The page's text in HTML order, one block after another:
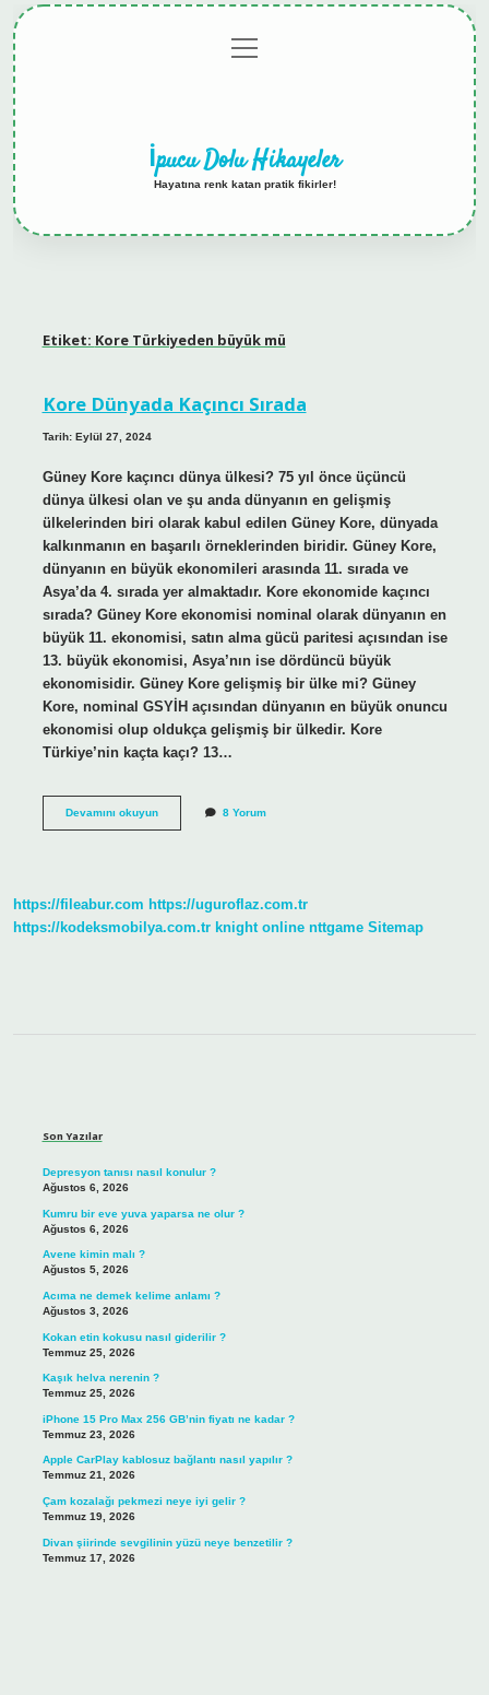
menüyü
aç
İpucu Dolu Hikayeler
Hayatına renk katan pratik fikirler!
Etiket: Kore Türkiyeden büyük mü
Kore Dünyada Kaçıncı Sırada
Tarih: Eylül 27, 2024
Güney Kore kaçıncı dünya ülkesi? 75 yıl önce üçüncü
dünya ülkesi olan ve şu anda dünyanın en gelişmiş
ülkelerinden biri olarak kabul edilen Güney Kore, dünyada
kalkınmanın en başarılı örneklerinden biridir. Güney Kore,
dünyanın en büyük ekonomileri arasında 11. sırada ve
Asya’da 4. sırada yer almaktadır. Kore ekonomide kaçıncı
sırada? Güney Kore ekonomisi nominal olarak dünyanın en
büyük 11. ekonomisi, satın alma gücü paritesi açısından ise
13. büyük ekonomisi, Asya’nın ise dördüncü büyük
ekonomisidir. Güney Kore gelişmiş bir ülke mi? Güney
Kore, nominal GSYİH açısından dünyanın en büyük onuncu
ekonomisi olup oldukça gelişmiş bir ülkedir. Kore
Türkiye’nin kaçta kaçı? 13…
Devamını okuyunKore
8 Yorum
https://fileabur.com https://uguroflaz.com.tr
https://kodeksmobilya.com.tr knight online nttgame Sitemap
Son Yazılar
Depresyon tanısı nasıl konulur ?
Ağustos 6, 2026
Kumru bir eve yuva yaparsa ne olur ?
Ağustos 6, 2026
Avene kimin malı ?
Ağustos 5, 2026
Acıma ne demek kelime anlamı ?
Ağustos 3, 2026
Kokan etin kokusu nasıl giderilir ?
Temmuz 25, 2026
Kaşık helva nerenin ?
Temmuz 25, 2026
iPhone 15 Pro Max 256 GB’nin fiyatı ne kadar ?
Temmuz 23, 2026
Apple CarPlay kablosuz bağlantı nasıl yapılır ?
Temmuz 21, 2026
Çam kozalağı pekmezi neye iyi gelir ?
Temmuz 19, 2026
Divan şiirinde sevgilinin yüzü neye benzetilir ?
Temmuz 17, 2026